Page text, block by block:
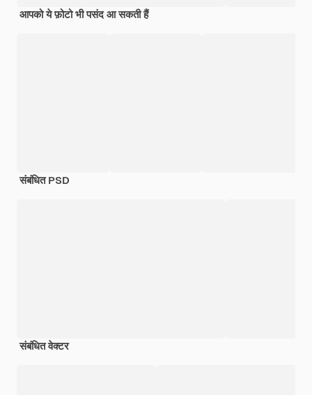
आपको ये फ़ोटो भी पसंद आ सकती हैं
संबंधित PSD
संबंधित वेक्टर